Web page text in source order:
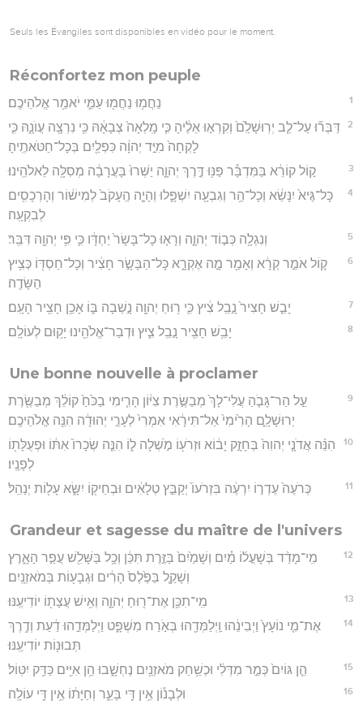
Seuls les Évangiles sont disponibles en vidéo pour le moment.
Réconfortez mon peuple
1 נַחֲמ֥וּ נַחֲמ֖וּ עַמִּ֑י יֹאמַ֖ר אֱלֹהֵיכֶֽם׃
2
דַּבְּר֞וּ עַל־לֵ֤ב יְרֽוּשָׁלִַ֙ם֙ וְקִרְא֣וּ אֵלֶ֔יהָ כִּ֤י מָֽלְאָה֙ צְבָאָ֔הּ כִּ֥י נִרְצָ֖ה עֲוֺנָ֑הּ כִּ֤י
לָקְחָה֙ מִיַּ֣ד יְהוָ֔ה כִּפְלַ֖יִם בְּכָל־חַטֹּאתֶֽיהָ׃
3 ק֣וֹל קוֹרֵ֔א בַּמִּדְבָּ֕ר פַּנּ֖וּ דֶּ֣רֶךְ יְהוָ֑ה יַשְּׁרוּ֙ בָּעֲרָבָ֔ה מְסִלָּ֖ה לֵאלֹהֵֽינוּ׃
4
כָּל־גֶּיא֙ יִנָּשֵׂ֔א וְכָל־הַ֥ר וְגִבְעָ֖ה יִשְׁפָּ֑לוּ וְהָיָ֤ה הֶֽעָקֹב֙ לְמִישׁ֔וֹר וְהָרְכָסִ֖ים
לְבִקְעָֽה׃
5 וְנִגְלָ֖ה כְּב֣וֹד יְהוָ֑ה וְרָא֤וּ כָל־בָּשָׂר֙ יַחְדָּ֔ו כִּ֛י פִּ֥י יְהוָ֖ה דִּבֵּֽר׃
6
ק֚וֹל אֹמֵ֣ר קְרָ֔א וְאָמַ֖ר מָ֣ה אֶקְרָ֑א כָּל־הַבָּשָׂ֣ר חָצִ֔יר וְכָל־חַסְדּ֖וֹ כְּצִ֥יץ
הַשָּׂדֶֽה׃
7 יָבֵ֤שׁ חָצִיר֙ נָ֣בֵֽל צִ֔יץ כִּ֛י ר֥וּחַ יְהוָ֖ה נָ֣שְׁבָה בּ֑וֹ אָכֵ֥ן חָצִ֖יר הָעָֽם׃
8 יָבֵ֥שׁ חָצִ֖יר נָ֣בֵֽל צִ֑יץ וּדְבַר־אֱלֹהֵ֖ינוּ יָק֥וּם לְעוֹלָֽם׃
Une bonne nouvelle à proclamer
9
עַ֣ל הַר־גָּבֹ֤הַ עֲלִי־לָךְ֙ מְבַשֶּׂ֣רֶת צִיּ֔וֹן הָרִ֤ימִי בַכֹּ֙חַ֙ קוֹלֵ֔ךְ מְבַשֶּׂ֖רֶת
יְרוּשָׁלִָ֑ם הָרִ֙ימִי֙ אַל־תִּירָ֔אִי אִמְרִי֙ לְעָרֵ֣י יְהוּדָ֔ה הִנֵּ֖ה אֱלֹהֵיכֶֽם׃
10
הִנֵּ֨ה אֲדֹנָ֤י יְהוִה֙ בְּחָזָ֣ק יָב֔וֹא וּזְרֹע֖וֹ מֹ֣שְׁלָה ל֑וֹ הִנֵּ֤ה שְׂכָרוֹ֙ אִתּ֔וֹ וּפְעֻלָּת֖וֹ
לְפָנָֽיו׃
11 כְּרֹעֶה֙ עֶדְר֣וֹ יִרְעֶ֔ה בִּזְרֹעוֹ֙ יְקַבֵּ֣ץ טְלָאִ֔ים וּבְחֵיק֖וֹ יִשָּׂ֑א עָל֖וֹת יְנַהֵֽל׃
Grandeur et sagesse du maître de l'univers
12
מִֽי־מָדַ֨ד בְּשָׁעֳל֜וֹ מַ֗יִם וְשָׁמַ֙יִם֙ בַּזֶּ֣רֶת תִּכֵּ֔ן וְכָ֥ל בַּשָּׁלִ֖שׁ עֲפַ֣ר הָאָ֑רֶץ
וְשָׁקַ֤ל בַּפֶּ֙לֶס֙ הָרִ֔ים וּגְבָע֖וֹת בְּמֹאזְנָֽיִם׃
13 מִֽי־תִכֵּ֥ן אֶת־ר֖וּחַ יְהוָ֑ה וְאִ֥ישׁ עֲצָת֖וֹ יוֹדִיעֶֽנּוּ׃
14
אֶת־מִ֤י נוֹעָץ֙ וַיְבִינֵ֔הוּ וַֽיְלַמְּדֵ֖הוּ בְּאֹ֣רַח מִשְׁפָּ֑ט וַיְלַמְּדֵ֣הוּ דַ֔עַת וְדֶ֥רֶךְ
תְּבוּנ֖וֹת יוֹדִיעֶֽנּוּ׃
15 הֵ֤ן גּוֹיִם֙ כְּמַ֣ר מִדְּלִ֔י וּכְשַׁ֥חַק מֹאזְנַ֖יִם נֶחְשָׁ֑בוּ הֵ֥ן אִיִּ֖ים כַּדַּ֥ק יִטּֽוֹל׃
16 וּלְבָנ֕וֹן אֵ֥ין דֵּ֖י בָּעֵ֑ר וְחַיָּת֔וֹ אֵ֥ין דֵּ֖י עוֹלָֽה׃